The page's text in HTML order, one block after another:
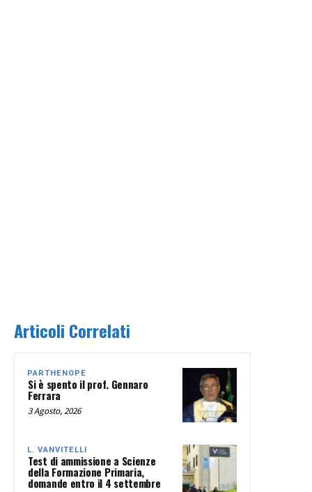
Articoli Correlati
PARTHENOPE
Si è spento il prof. Gennaro
Ferrara
3 Agosto, 2026
L. VANVITELLI
Test di ammissione a Scienze
della Formazione Primaria,
domande entro il 4 settembre